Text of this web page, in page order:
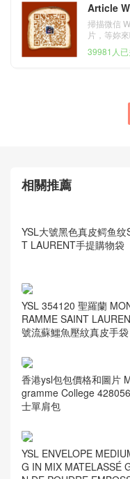
Article
掃描微信
片，等妳來
39981人已
JOUR包
相關推薦